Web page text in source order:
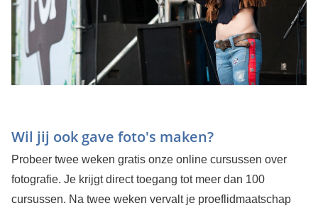
Wil jij ook gave foto's maken?
Probeer twee weken gratis onze online cursussen over
fotografie. Je krijgt direct toegang tot meer dan 100
cursussen. Na twee weken vervalt je proeflidmaatschap